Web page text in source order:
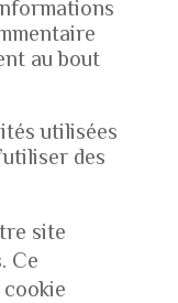
au bout
utilisées
des
site
Ce